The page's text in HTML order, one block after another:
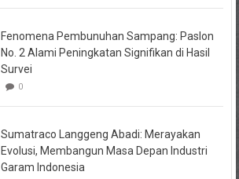
Fenomena Pembunuhan Sampang: Paslon
No. 2 Alami Peningkatan Signifikan di Hasil
Survei
0
Sumatraco Langgeng Abadi: Merayakan
Evolusi, Membangun Masa Depan Industri
Garam Indonesia